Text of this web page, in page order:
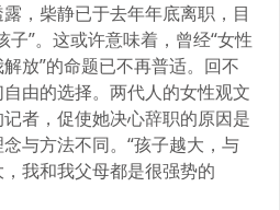
，柴静已于去年年底离职，目
子”。这或许意味着，曾经“女性
放”的命题已不再普适。回不
由的选择。两代人的女性观文
者，促使她决心辞职的原因是
与方法不同。“孩子越大，与
我和我父母都是很强势的